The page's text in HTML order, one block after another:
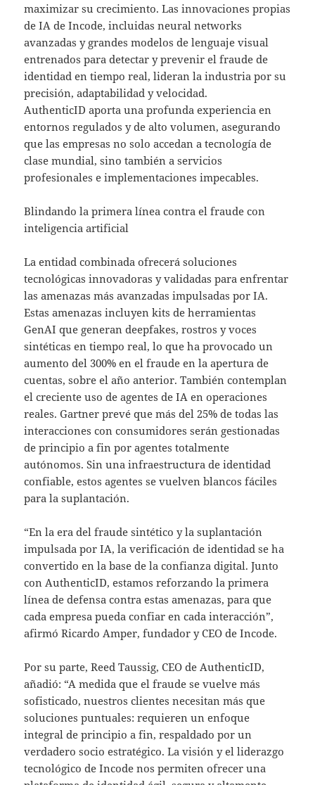
maximizar su crecimiento. Las innovaciones propias
de IA de Incode, incluidas neural networks
avanzadas y grandes modelos de lenguaje visual
entrenados para detectar y prevenir el fraude de
identidad en tiempo real, lideran la industria por su
precisión, adaptabilidad y velocidad.
AuthenticID aporta una profunda experiencia en
entornos regulados y de alto volumen, asegurando
que las empresas no solo accedan a tecnología de
clase mundial, sino también a servicios
profesionales e implementaciones impecables.
Blindando la primera línea contra el fraude con
inteligencia artificial
La entidad combinada ofrecerá soluciones
tecnológicas innovadoras y validadas para enfrentar
las amenazas más avanzadas impulsadas por IA.
Estas amenazas incluyen kits de herramientas
GenAI que generan deepfakes, rostros y voces
sintéticas en tiempo real, lo que ha provocado un
aumento del 300% en el fraude en la apertura de
cuentas, sobre el año anterior. También contemplan
el creciente uso de agentes de IA en operaciones
reales. Gartner prevé que más del 25% de todas las
interacciones con consumidores serán gestionadas
de principio a fin por agentes totalmente
autónomos. Sin una infraestructura de identidad
confiable, estos agentes se vuelven blancos fáciles
para la suplantación.
“En la era del fraude sintético y la suplantación
impulsada por IA, la verificación de identidad se ha
convertido en la base de la confianza digital. Junto
con AuthenticID, estamos reforzando la primera
línea de defensa contra estas amenazas, para que
cada empresa pueda confiar en cada interacción”,
afirmó Ricardo Amper, fundador y CEO de Incode.
Por su parte, Reed Taussig, CEO de AuthenticID,
añadió: “A medida que el fraude se vuelve más
sofisticado, nuestros clientes necesitan más que
soluciones puntuales: requieren un enfoque
integral de principio a fin, respaldado por un
verdadero socio estratégico. La visión y el liderazgo
tecnológico de Incode nos permiten ofrecer una